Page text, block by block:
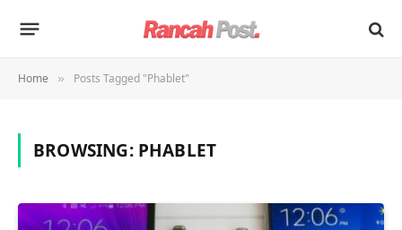
Home » Posts Tagged "Phablet"
BROWSING: PHABLET